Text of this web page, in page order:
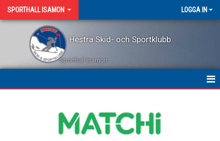
SPORTHALL ISAMON LOGGA IN
Hestra Skid- och Sportklubb
Sporthall Isamon